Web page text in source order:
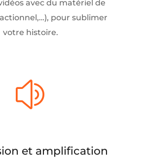
avec du matériel de
pour sublimer
votre histoire.
z
et amplification